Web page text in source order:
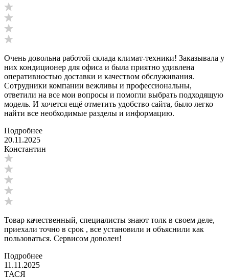
Очень довольна работой склада климат-техники! Заказывала у
них кондиционер для офиса и была приятно удивлена
оперативностью доставки и качеством обслуживания.
Сотрудники компании вежливы и профессиональны,
ответили на все мои вопросы и помогли выбрать подходящую
модель. И хочется ещё отметить удобство сайта, было легко
найти все необходимые разделы и информацию.
Подробнее
20.11.2025
Константин
Товар качественный, специалисты знают толк в своем деле,
приехали точно в срок , все установили и объяснили как
пользоваться. Сервисом доволен!
Подробнее
11.11.2025
ТАСЯ